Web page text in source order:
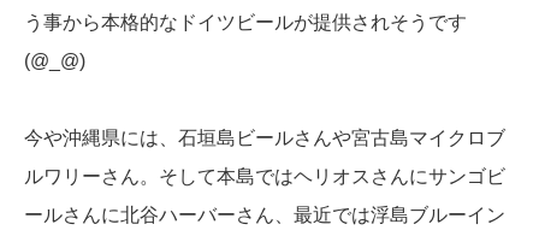
う事から本格的なドイツビールが提供されそうです
(@_@)
今や沖縄県には、石垣島ビールさんや宮古島マイクロブ
ルワリーさん。そして本島ではヘリオスさんにサンゴビ
ールさんに北谷ハーバーさん、最近では浮島ブルーイン